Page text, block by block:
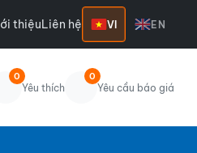
thiệuLiên hệ VI EN
0
Yêu thích
0
Yêu cầu báo giá